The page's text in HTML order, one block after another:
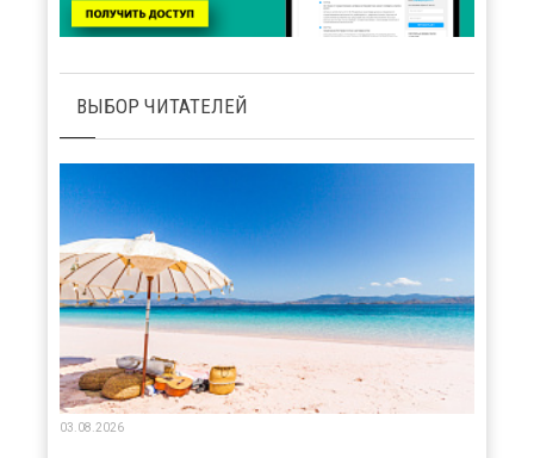
ВЫБОР ЧИТАТЕЛЕЙ
03.08.2026